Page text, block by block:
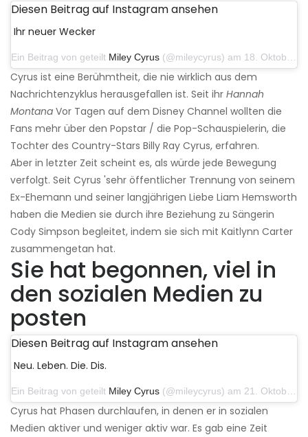
Diesen Beitrag auf Instagram ansehen
Ihr neuer Wecker
Ein Beitrag von geteilt Miley Cyrus (@mileycyrus) am 18. Oktober 2019 um 19:03 Uhr PDT
Cyrus ist eine Berühmtheit, die nie wirklich aus dem
Nachrichtenzyklus herausgefallen ist. Seit ihr Hannah
Montana Vor Tagen auf dem Disney Channel wollten die
Fans mehr über den Popstar / die Pop-Schauspielerin, die
Tochter des Country-Stars Billy Ray Cyrus, erfahren.
Aber in letzter Zeit scheint es, als würde jede Bewegung
verfolgt. Seit Cyrus 'sehr öffentlicher Trennung von seinem
Ex-Ehemann und seiner langjährigen Liebe Liam Hemsworth
haben die Medien sie durch ihre Beziehung zu Sängerin
Cody Simpson begleitet, indem sie sich mit Kaitlynn Carter
zusammengetan hat.
Sie hat begonnen, viel in
den sozialen Medien zu
posten
Diesen Beitrag auf Instagram ansehen
Neu. Leben. Die. Dis.
Ein Beitrag von geteilt Miley Cyrus (@mileycyrus) am 21. Oktober 2019 um 12:31 Uhr PDT
Cyrus hat Phasen durchlaufen, in denen er in sozialen
Medien aktiver und weniger aktiv war. Es gab eine Zeit